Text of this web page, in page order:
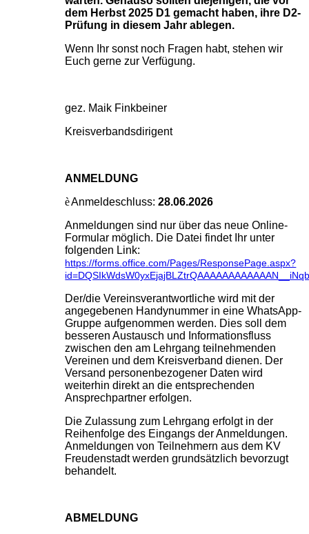
dem Herbst 2025 D1 gemacht haben, ihre D2-
Prüfung in diesem Jahr ablegen.
Wenn Ihr sonst noch Fragen habt, stehen wir
Euch gerne zur Verfügung.
gez. Maik Finkbeiner
Kreisverbandsdirigent
ANMELDUNG
èAnmeldeschluss:28.06.2026
Anmeldungen sind nur über das neue Online-
Formular möglich. Die Datei findet Ihr unter
folgenden Link:
https://forms.office.com/Pages/ResponsePage.aspx?
Der/die Vereinsverantwortliche wird mit der
angegebenen Handynummer in eine WhatsApp-
Gruppe aufgenommen werden. Dies soll dem
besseren Austausch und Informationsfluss
zwischen den am Lehrgang teilnehmenden
Vereinen und dem Kreisverband dienen. Der
Versand personenbezogener Daten wird
weiterhin direkt an die entsprechenden
Ansprechpartner erfolgen.
Die Zulassung zum Lehrgang erfolgt in der
Reihenfolge des Eingangs der Anmeldungen.
Anmeldungen von Teilnehmern aus dem KV
Freudenstadt werden grundsätzlich bevorzugt
behandelt.
ABMELDUNG